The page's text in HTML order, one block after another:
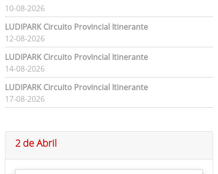
10-08-2026
LUDIPARK Circuito Provincial Itinerante
12-08-2026
LUDIPARK Circuito Provincial Itinerante
14-08-2026
LUDIPARK Circuito Provincial Itinerante
17-08-2026
2 de Abril